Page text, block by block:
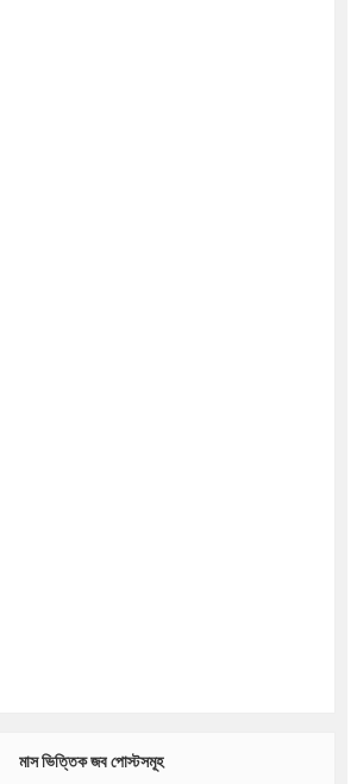
মাস ভিত্তিক জব পোস্টসমূহ